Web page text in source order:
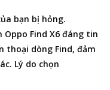
bạn bị hỏng.
Find X6 đáng tin
thoại dòng Find, đảm
Lý do chọn